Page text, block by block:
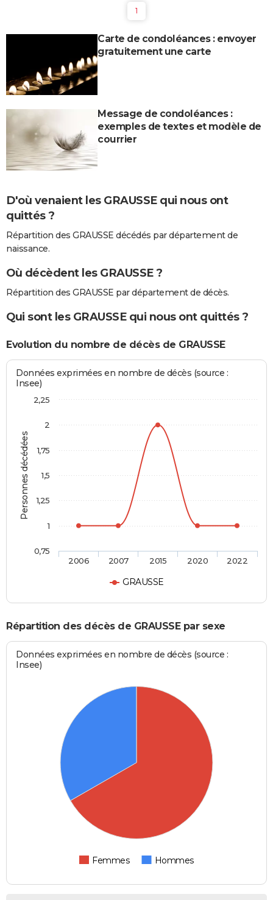
1
Carte de condoléances : envoyer
gratuitement une carte
Message de condoléances :
exemples de textes et modèle de
courrier
D'où venaient les GRAUSSE qui nous ont
quittés ?
Répartition des GRAUSSE décédés par département de
naissance.
Où décèdent les GRAUSSE ?
Répartition des GRAUSSE par département de décès.
Qui sont les GRAUSSE qui nous ont quittés ?
Evolution du nombre de décès de GRAUSSE
Personnes décédées
Données exprimées en nombre de décès (source :
Insee)
GRAUSSE
2006 2007 2015 2020 2022
0,75
1
1,25
1,5
1,75
2
2,25
Répartition des décès de GRAUSSE par sexe
Données exprimées en nombre de décès (source :
Insee)
Femmes Hommes